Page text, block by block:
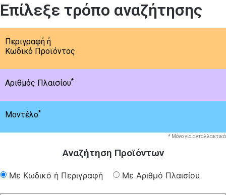
Επίλεξε τρόπο αναζήτησης
Περιγραφή ή
Κωδικό Προϊόντος
Αριθμός Πλαισίου*
Μοντέλο*
* Μόνο για ανταλλακτικά
Αναζήτηση Προϊόντων
Με Κωδικό ή Περιγραφή Με Αριθμό Πλαισίου